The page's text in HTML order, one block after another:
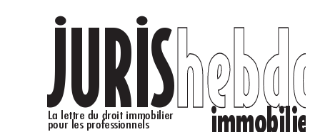
JURISh
he
eb
bd
d
La lettre du droit immobilier
pour les professionnels
..